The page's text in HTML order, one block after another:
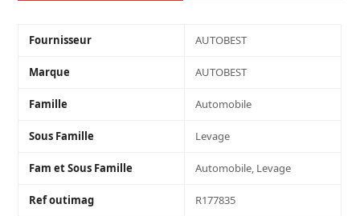
Fournisseur AUTOBEST
Marque AUTOBEST
Famille Automobile
Sous Famille Levage
Fam et Sous Famille Automobile, Levage
Ref outimag R177835